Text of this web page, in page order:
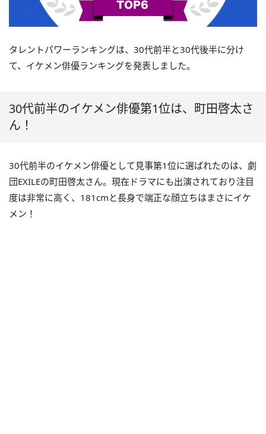
タレントパワーランキングは、30代前半と30代後半に分け
て、イケメン俳優ランキングを発表しました。
30代前半のイケメン俳優第1位は、町田啓太さ
ん！
30代前半のイケメン俳優として見事第1位に選ばれたのは、劇
団EXILEの町田啓太さん。現在ドラマにも出演されており注目
度は非常に高く、181cmと長身で端正な顔立ちはまさにイケ
メン！